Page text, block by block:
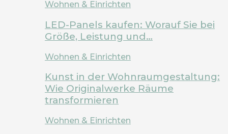
Wohnen & Einrichten
LED-Panels kaufen: Worauf Sie bei
Größe, Leistung und…
Wohnen & Einrichten
Kunst in der Wohnraumgestaltung:
Wie Originalwerke Räume
transformieren
Wohnen & Einrichten